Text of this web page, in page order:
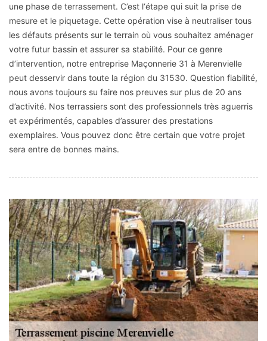
une phase de terrassement. C’est l‘étape qui suit la prise de
mesure et le piquetage. Cette opération vise à neutraliser tous
les défauts présents sur le terrain où vous souhaitez aménager
votre futur bassin et assurer sa stabilité. Pour ce genre
d’intervention, notre entreprise Maçonnerie 31 à Merenvielle
peut desservir dans toute la région du 31530. Question fiabilité,
nous avons toujours su faire nos preuves sur plus de 20 ans
d’activité. Nos terrassiers sont des professionnels très aguerris
et expérimentés, capables d’assurer des prestations
exemplaires. Vous pouvez donc être certain que votre projet
sera entre de bonnes mains.